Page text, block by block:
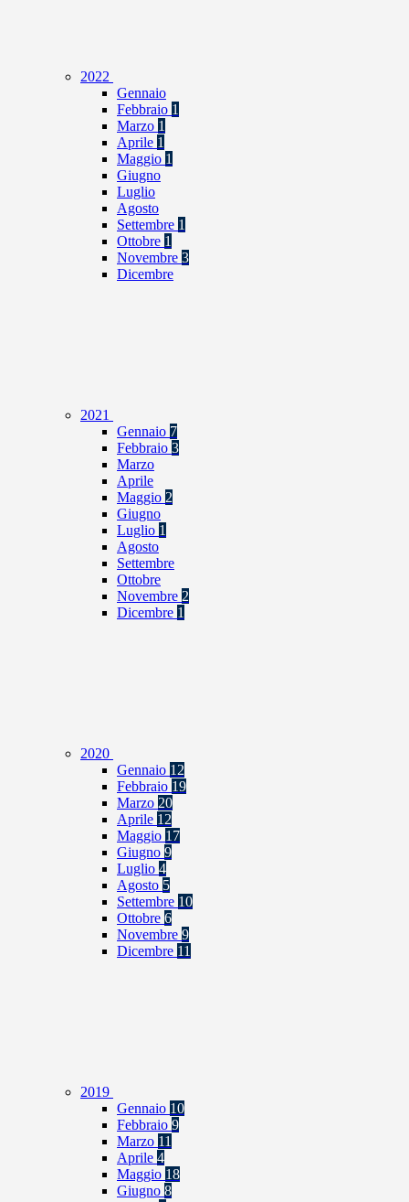
2022
Gennaio
Febbraio 1
Marzo 1
Aprile 1
Maggio 1
Giugno
Luglio
Agosto
Settembre 1
Ottobre 1
Novembre 3
Dicembre
2021
Gennaio 7
Febbraio 3
Marzo
Aprile
Maggio 2
Giugno
Luglio 1
Agosto
Settembre
Ottobre
Novembre 2
Dicembre 1
2020
Gennaio 12
Febbraio 19
Marzo 20
Aprile 12
Maggio 17
Giugno 9
Luglio 4
Agosto 5
Settembre 10
Ottobre 6
Novembre 9
Dicembre 11
2019
Gennaio 10
Febbraio 9
Marzo 11
Aprile 4
Maggio 18
Giugno 8